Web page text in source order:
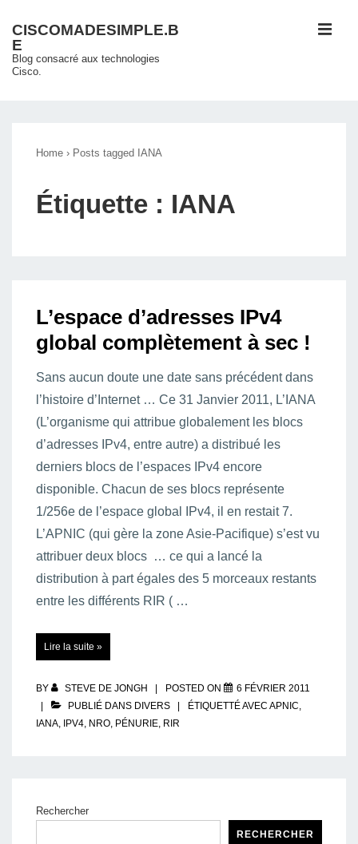
passer
au
contenu
CISCOMADESIMPLE.B
E
Blog consacré aux technologies
Cisco.
Home › Posts tagged IANA
Étiquette : IANA
L’espace d’adresses IPv4
global complètement à sec !
Sans aucun doute une date sans précédent dans
l’histoire d’Internet … Ce 31 Janvier 2011, L’IANA
(L’organisme qui attribue globalement les blocs
d’adresses IPv4, entre autre) a distribué les
derniers blocs de l’espaces IPv4 encore
disponible. Chacun de ses blocs représente
1/256e de l’espace global IPv4, il en restait 7.
L’APNIC (qui gère la zone Asie-Pacifique) s’est vu
attribuer deux blocs … ce qui a lancé la
distribution à part égales des 5 morceaux restants
entre les différents RIR ( …
d’adresses
IPv4
à
Lire la suite »
BY STEVE DE JONGH POSTED ON
6 FÉVRIER 2011
PUBLIÉ DANS DIVERS ÉTIQUETTÉ AVEC APNIC,
IANA, IPV4, NRO, PÉNURIE, RIR
Rechercher
RECHERCHER